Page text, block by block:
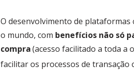
O desenvolvimento de plataformas
o mundo, com benefícios não só
compra(acesso facilitado a toda a
facilitar os processos de transação